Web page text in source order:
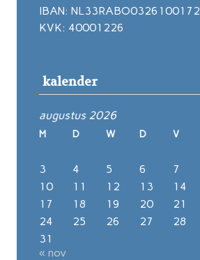
IBAN: NL33RABO0326100172
KVK: 40001226
kalender
augustus 2026
M D W D V
3
4 5 6 7
10
11 12 13 14
17
18 19 20 21
24
25 26 27 28
31
« nov